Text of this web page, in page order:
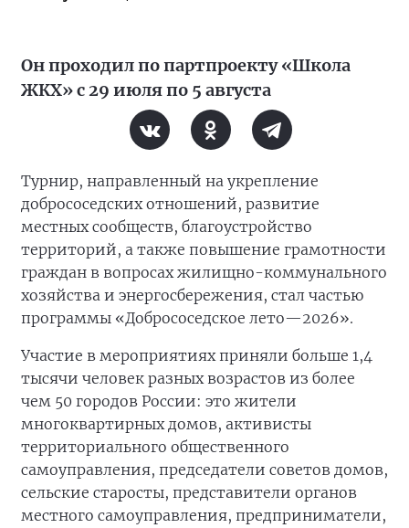
Он проходил по партпроекту «Школа
ЖКХ» с 29 июля по 5 августа
Турнир, направленный на укрепление
добрососедских отношений, развитие
местных сообществ, благоустройство
территорий, а также повышение грамотности
граждан в вопросах жилищно-коммунального
хозяйства и энергосбережения, стал частью
программы «Добрососедское лето—2026».
Участие в мероприятиях приняли больше 1,4
тысячи человек разных возрастов из более
чем 50 городов России: это жители
многоквартирных домов, активисты
территориального общественного
самоуправления, председатели советов домов,
сельские старосты, представители органов
местного самоуправления, предприниматели,